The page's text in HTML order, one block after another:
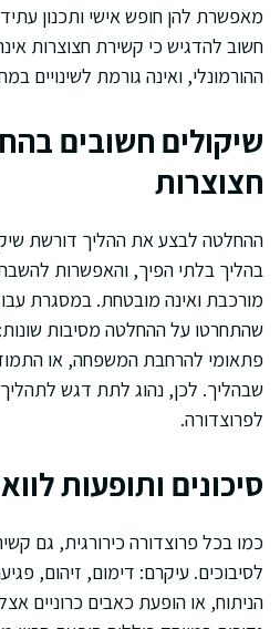
מאפשרת להן חופש אישי ותכנון
חשוב להדגיש כי קשירת חצוצרות
ההורמונלי, ואינה גורמת לשינויים
שיקולים חשובים
חצוצרות
ההחלטה לבצע את ההליך דורשת
בהליך בלתי הפיך, והאפשרות
מורכבת ואינה מובטחת. במסגרת
שהתחרטו על ההחלטה מסיבות שונות:
פתאומי להרחבת המשפחה, או
שבהליך. לכן, נהוג לתת דגש
לפרוצדורה.
סיכונים ותופעות
כמו בכל פרוצדורה כירורגית, גם
לסיבוכים. עיקרם: דימום, זיהום,
הניתוח, או הופעת כאבים כרוניים